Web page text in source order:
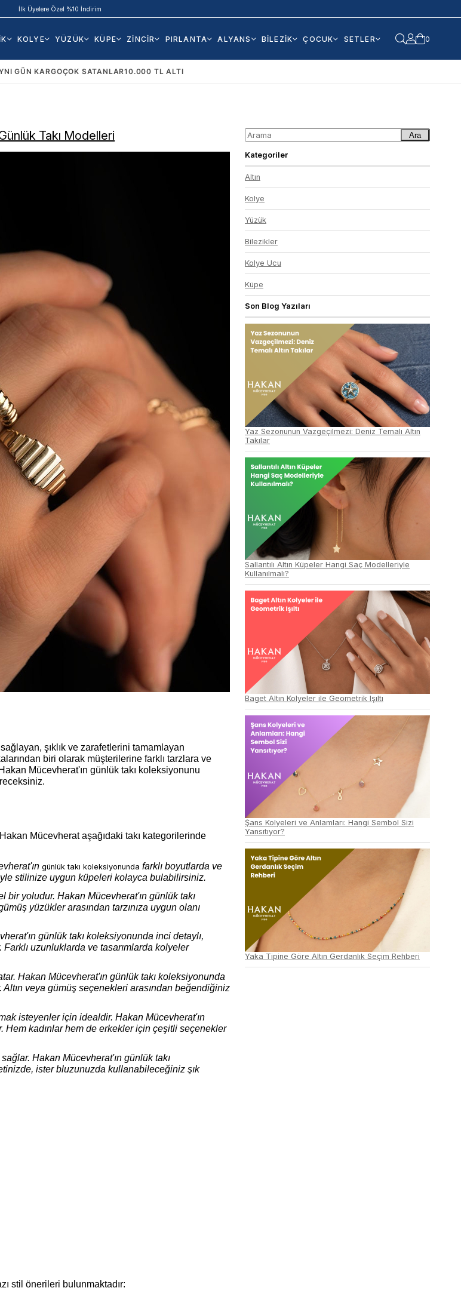
İlk Üyelere Özel %10 İndirim
KOLYE YÜZÜK KÜPE ZİNCİR PIRLANTA ALYANS BİLEZİK ÇOCUK SETLER 0
GÜN KARGOÇOK SATANLAR10.000 TL ALTI
Takı Modelleri
şıklık ve zarafetlerini tamamlayan
biri olarak müşterilerine farklı tarzlara ve
Mücevherat'ın günlük takı koleksiyonunu
Mücevherat aşağıdaki takı kategorilerinde
günlük takı koleksiyonunda farklı boyutlarda ve
stilinize uygun küpeleri kolayca bulabilirsiniz.
bir yoludur. Hakan Mücevherat'ın günlük takı
yüzükler arasından tarzınıza uygun olanı
günlük takı koleksiyonunda inci detaylı,
uzunluklarda ve tasarımlarda kolyeler
Hakan Mücevherat'ın günlük takı koleksiyonunda
veya gümüş seçenekleri arasından beğendiğiniz
isteyenler için idealdir. Hakan Mücevherat'ın
Hem kadınlar hem de erkekler için çeşitli seçenekler
Hakan Mücevherat'ın günlük takı
ister bluzunuzda kullanabileceğiniz şık
stil önerileri bulunmaktadır:
Ara
Kategoriler
Altın
Kolye
Yüzük
Bilezikler
Kolye Ucu
Küpe
Son Blog Yazıları
Yaz Sezonunun Vazgeçilmezi: Deniz Temalı Altın
Takılar
Sallantılı Altın Küpeler Hangi Saç Modelleriyle
Kullanılmalı?
Baget Altın Kolyeler ile Geometrik Işıltı
Şans Kolyeleri ve Anlamları: Hangi Sembol Sizi
Yansıtıyor?
Yaka Tipine Göre Altın Gerdanlık Seçim Rehberi